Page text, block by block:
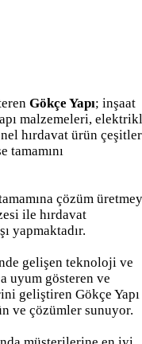
Gökçe Yapı; inşaat
malzemeleri,
hırdavat ürün
tamamını
çözüm
ile hırdavat
yapmaktadır.
gelişen teknoloji ve
uyum gösteren ve
geliştiren Gökçe Yapı
ve çözümler sunuyor.